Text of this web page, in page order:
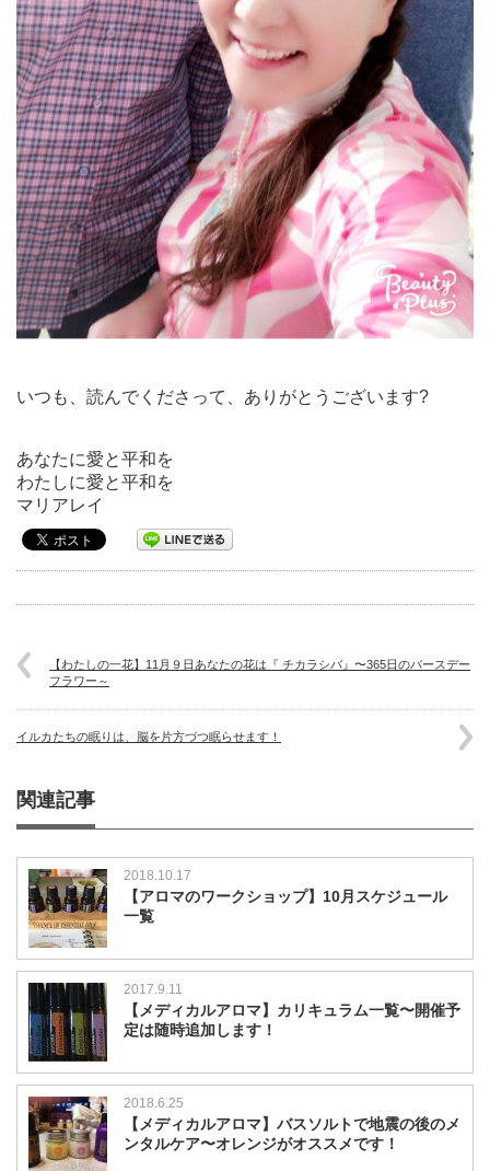
いつも、読んでくださって、ありがとうございます?
あなたに愛と平和を
わたしに愛と平和を
マリアレイ
【わたしの一花】11月９日あなたの花は『 チカラシバ』〜365日のバースデー
フラワー～
イルカたちの眠りは、脳を片方づつ眠らせます！
関連記事
2018.10.17
【アロマのワークショップ】10月スケジュール
一覧
2017.9.11
【メディカルアロマ】カリキュラム一覧〜開催予
定は随時追加します！
2018.6.25
【メディカルアロマ】バスソルトで地震の後のメ
ンタルケア〜オレンジがオススメです！